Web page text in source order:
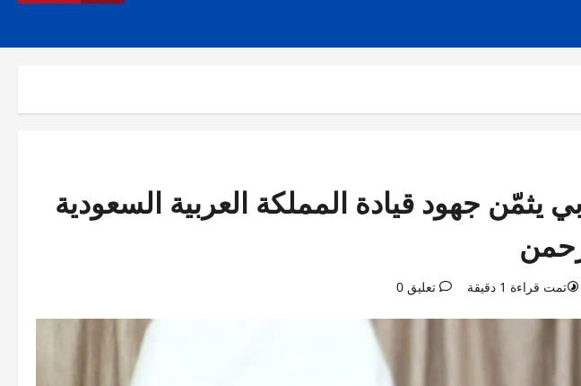
يثمّن جهود قيادة المملكة العربية السعودية
تمت قراءة 1 دقيقة تعليق 0